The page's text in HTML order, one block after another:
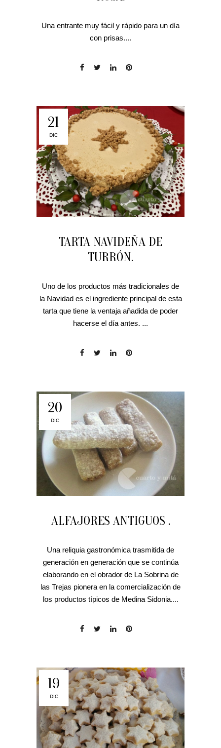
Una entrante muy fácil y rápido para un día
con prisas....
21
DIC
TARTA NAVIDEÑA DE
TURRÓN.
Uno de los productos más tradicionales de
la Navidad es el ingrediente principal de esta
tarta que tiene la ventaja añadida de poder
hacerse el día antes. ...
20
DIC
ALFAJORES ANTIGUOS .
Una reliquia gastronómica trasmitida de
generación en generación que se continúa
elaborando en el obrador de La Sobrina de
las Trejas pionera en la comercialización de
los productos típicos de Medina Sidonia....
19
DIC